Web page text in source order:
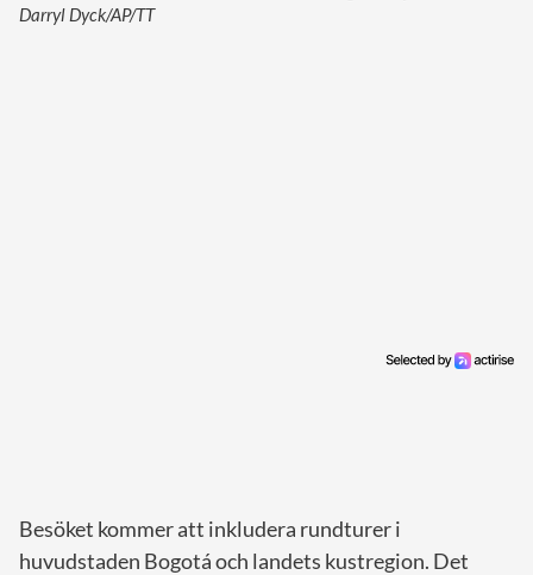
Darryl Dyck/AP/TT
Besöket kommer att inkludera rundturer i
huvudstaden Bogotá och landets kustregion. Det